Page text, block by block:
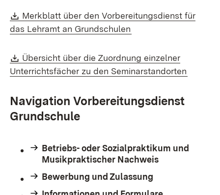
Download:
Merkblatt über den Vorbereitungsdienst für
das Lehramt an Grundschulen
Download:
Übersicht über die Zuordnung einzelner
Unterrichtsfächer zu den Seminarstandorten
Navigation Vorbereitungsdienst
Grundschule
Betriebs- oder Sozialpraktikum und
Musikpraktischer Nachweis
Bewerbung und Zulassung